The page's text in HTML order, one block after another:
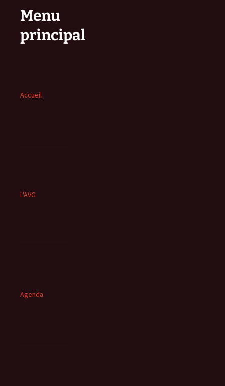
Menu
principal
Accueil
L'AVG
Agenda